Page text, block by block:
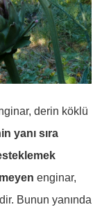
derin köklü
yanı sıra
enginar,
Bunun yanında